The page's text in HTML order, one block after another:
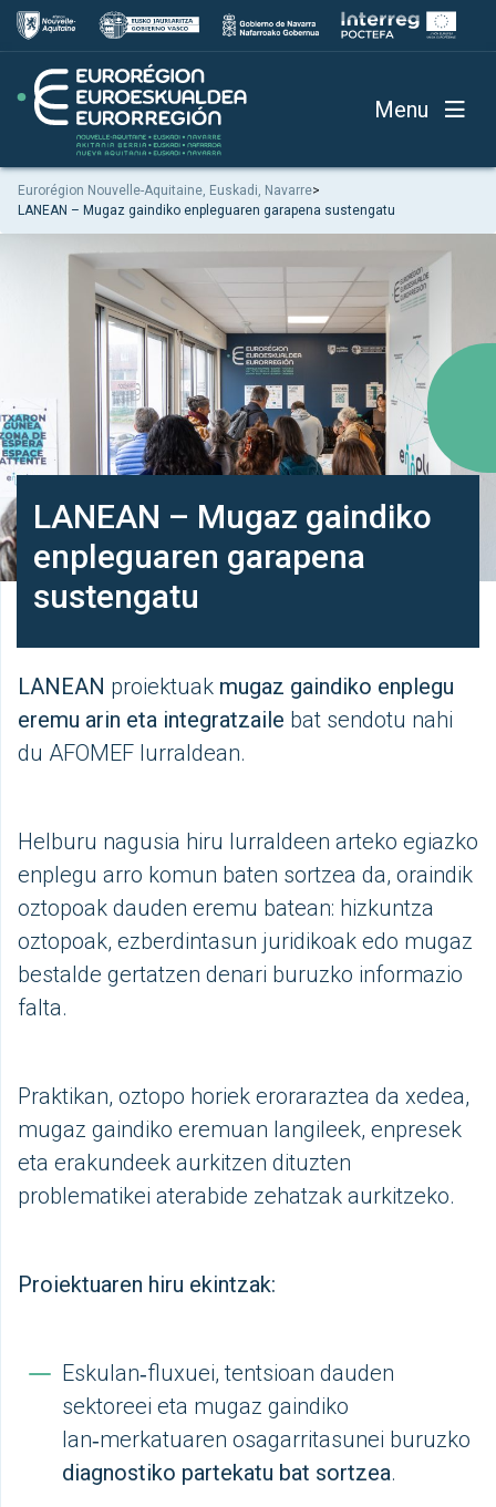
Menu
Eurorégion Nouvelle-Aquitaine, Euskadi, Navarre>
LANEAN – Mugaz gaindiko enpleguaren garapena sustengatu
LANEAN – Mugaz gaindiko
enpleguaren garapena
sustengatu
LANEAN proiektuak mugaz gaindiko enplegu
eremu arin eta integratzaile bat sendotu nahi
du AFOMEF lurraldean.
Helburu nagusia hiru lurraldeen arteko egiazko
enplegu arro komun baten sortzea da, oraindik
oztopoak dauden eremu batean: hizkuntza
oztopoak, ezberdintasun juridikoak edo mugaz
bestalde gertatzen denari buruzko informazio
falta.
Praktikan, oztopo horiek eroraraztea da xedea,
mugaz gaindiko eremuan langileek, enpresek
eta erakundeek aurkitzen dituzten
problematikei aterabide zehatzak aurkitzeko.
Proiektuaren hiru ekintzak:
Eskulan‑fluxuei, tentsioan dauden
sektoreei eta mugaz gaindiko
lan‑merkatuaren osagarritasunei buruzko
diagnostiko partekatu bat sortzea.